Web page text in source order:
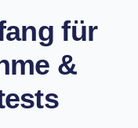
für
&